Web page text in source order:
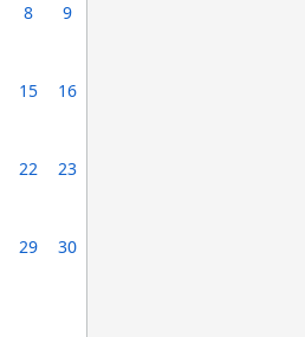
8 9
15 16
22 23
29 30